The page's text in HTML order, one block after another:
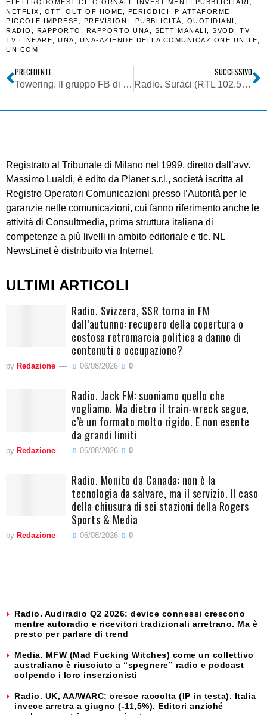
ELETTRODOMESTICI
GIORNALI INVESTIMENTI PUBBLICITARI
NETFLIX
OTT OUT OF HOME PERIODICI PIATTAFORME
PICCOLE IMPRESE
PREVISIONI PUBBLICITÀ QUOTIDIANI
RADIO
RAPPORTO RAPPORTO UNA SETTIMANALI SVOD TV,
TV LINEARE
UNA UNA-AZIENDE DELLA COMUNICAZIONE UNITE
UNICOM
PRECEDENTE
Towering. Il gruppo FB di Floriano Fornasiero supera la soglia dei 7000 iscritti ed ormai è il più importante catalogo di fotografie d’Italia
SUCCESSIVO
Radio. Suraci (RTL 102.5): dichiarazione RAI su TER e FM mi ha fatto cadere braccia. Dobbiamo preservare e andare avanti con logiche web
Registrato al Tribunale di Milano nel 1999, diretto dall’avv.
Massimo Lualdi, è edito da Planet s.r.l., società iscritta al
Registro Operatori Comunicazioni presso l’Autorità per le
garanzie nelle comunicazioni, cui fanno riferimento anche le
attività di Consultmedia, prima struttura italiana di
competenze a più livelli in ambito editoriale e tlc. NL
NewsLinet è distribuito via Internet.
ULTIMI ARTICOLI
Radio. Svizzera, SSR torna in FM
dall’autunno: recupero della copertura o
costosa retromarcia politica a danno di
contenuti e occupazione?
by Redazione 06/08/2026 0
Radio. Jack FM: suoniamo quello che
vogliamo. Ma dietro il train-wreck segue,
c’è un formato molto rigido. E non esente
da grandi limiti
by Redazione 06/08/2026 0
Radio. Monito da Canada: non è la
tecnologia da salvare, ma il servizio. Il caso
della chiusura di sei stazioni della Rogers
Sports & Media
by Redazione 06/08/2026 0
Radio. Audiradio Q2 2026: device connessi crescono
mentre autoradio e ricevitori tradizionali arretrano. Ma è
presto per parlare di trend
Media. MFW (Mad Fucking Witches) come un collettivo
australiano è riusciuto a “spegnere” radio e podcast
colpendo i loro inserzionisti
Radio. UK, AA/WARC: cresce raccolta (IP in testa). Italia
invece arretra a giugno (-11,5%). Editori anziché